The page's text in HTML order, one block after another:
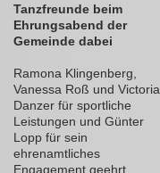
Tanzfreunde beim
Ehrungsabend der
Gemeinde dabei
Ramona Klingenberg,
Vanessa Roß und Victoria
Danzer für sportliche
Leistungen und Günter
Lopp für sein
ehrenamtliches
Engagement geehrt